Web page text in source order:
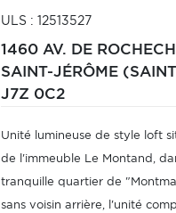
ULS : 12513527
1460 AV. DE
SAINT-JÉRÔME
J7Z 0C2
Unité lumineuse de style loft
de l'immeuble Le Montand,
tranquille quartier de
sans voisin arrière, l'unité